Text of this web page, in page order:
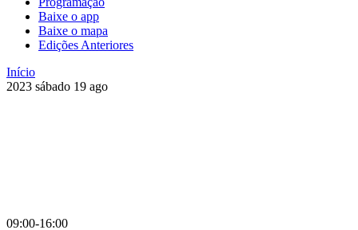
Baixe o app
Baixe o mapa
Edições Anteriores
Início
2023 sábado 19 ago
09:00-16:00